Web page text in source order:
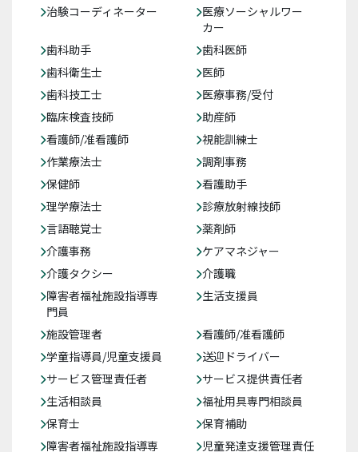
治験コーディネーター
医療ソーシャルワー
カー
歯科助手
歯科医師
歯科衛生士
医師
歯科技工士
医療事務/受付
臨床検査技師
助産師
看護師/准看護師
視能訓練士
作業療法士
調剤事務
保健師
看護助手
理学療法士
診療放射線技師
言語聴覚士
薬剤師
介護事務
ケアマネジャー
介護タクシー
介護職
障害者福祉施設指導専
門員
生活支援員
施設管理者
看護師/准看護師
学童指導員/児童支援員
送迎ドライバー
サービス管理責任者
サービス提供責任者
生活相談員
福祉用具専門相談員
保育士
保育補助
障害者福祉施設指導専
児童発達支援管理責任